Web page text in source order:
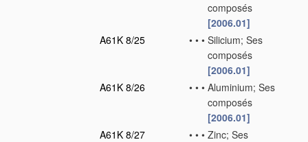
composés
[2006.01]
A61K 8/25
• • • Silicium; Ses
composés
[2006.01]
A61K 8/26
• • • Aluminium; Ses
composés
[2006.01]
A61K 8/27
• • • Zinc; Ses